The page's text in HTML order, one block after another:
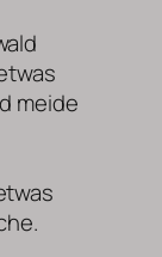
meide